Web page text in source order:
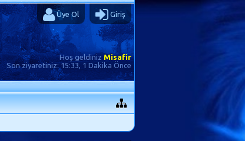
Üye Ol Giriş
Hoş geldiniz Misafir
Son ziyaretiniz:15:33, 1 Dakika Önce